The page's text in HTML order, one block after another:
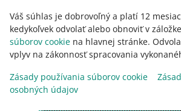
Váš súhlas je dobrovoľný a platí 12
kedykoľvek odvolať alebo obnoviť v záložke
súborov cookie na hlavnej stránke.
vplyv na zákonnosť spracovania
Zásady používania súborov cookie
osobných údajov
English
slovenčina
vzhľad: svetlý motív